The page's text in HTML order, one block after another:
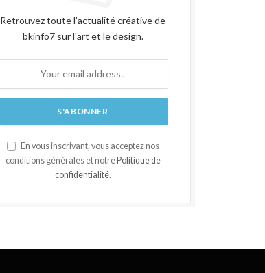
Retrouvez toute l'actualité créative de
bkinfo7 sur l'art et le design.
En vous inscrivant, vous acceptez nos
conditions générales et notre Politique de
confidentialité.